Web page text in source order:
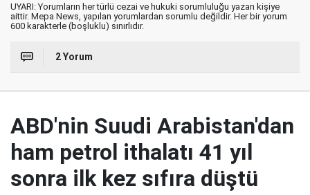
UYARI: Yorumların her türlü cezai ve hukuki sorumluluğu yazan kişiye
aittir. Mepa News, yapılan yorumlardan sorumlu değildir. Her bir yorum
600 karakterle (boşluklu) sınırlıdır.
2 Yorum
ABD'nin Suudi Arabistan'dan
ham petrol ithalatı 41 yıl
sonra ilk kez sıfıra düştü